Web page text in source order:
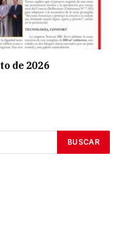
de 2026